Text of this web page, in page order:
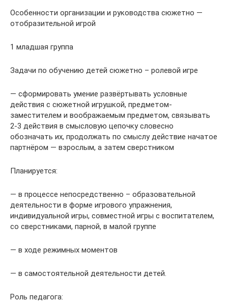
Особенности организации и руководства сюжетно —
отобразительной игрой
1 младшая группа
Задачи по обучению детей сюжетно – ролевой игре
— сформировать умение развёртывать условные
действия с сюжетной игрушкой, предметом-
заместителем и воображаемым предметом, связывать
2-3 действия в смысловую цепочку словесно
обозначать их, продолжать по смыслу действие начатое
партнёром — взрослым, а затем сверстником
Планируется:
— в процессе непосредственно – образовательной
деятельности в форме игрового упражнения,
индивидуальной игры, совместной игры с воспитателем,
со сверстниками, парной, в малой группе
— в ходе режимных моментов
— в самостоятельной деятельности детей.
Роль педагога: